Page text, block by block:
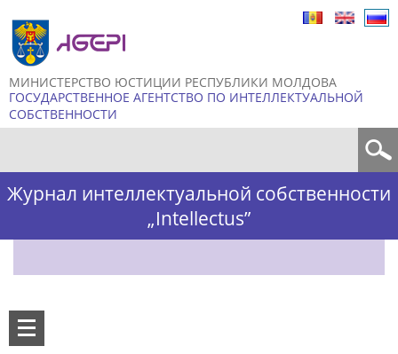
МИНИСТЕРСТВО ЮСТИЦИИ РЕСПУБЛИКИ МОЛДОВА
ГОСУДАРСТВЕННОЕ АГЕНТСТВО ПО ИНТЕЛЛЕКТУАЛЬНОЙ
СОБСТВЕННОСТИ
Журнал интеллектуальной собственности
„Intellectus”